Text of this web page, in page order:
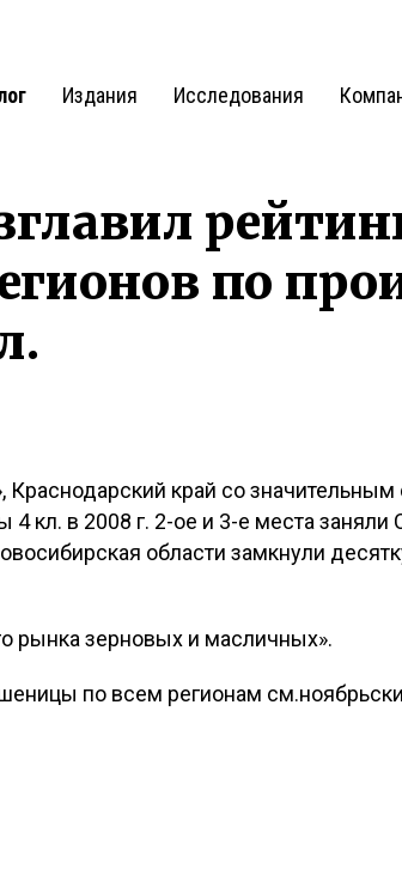
Издания Исследования
по
Краснодарский край со
кл. в 2008 г. 2-ое и 3-е места заняли
области замкнули
рынка зерновых и масличных».
по всем регионам